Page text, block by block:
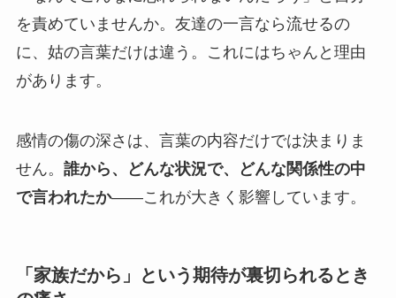
を責めていませんか。友達の一言なら流せるの
に、姑の言葉だけは違う。これにはちゃんと理由
があります。
感情の傷の深さは、言葉の内容だけでは決まりま
せん。 誰から、どんな状況で、どんな関係性の中
で言われたか——これが大きく影響しています。
「家族だから」という期待が裏切られるとき